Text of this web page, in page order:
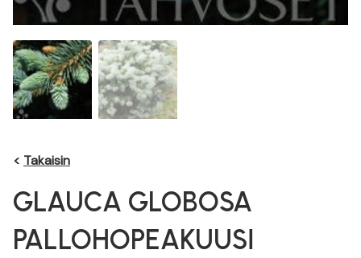
< Takaisin
GLAUCA GLOBOSA
PALLOHOPEAKUUSI